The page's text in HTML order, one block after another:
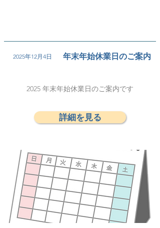
2025年12月4日 年末年始休業日のご案内
2025 年末年始休業日のご案内です
詳細を見る